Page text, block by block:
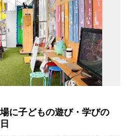
に子どもの遊び・学びの